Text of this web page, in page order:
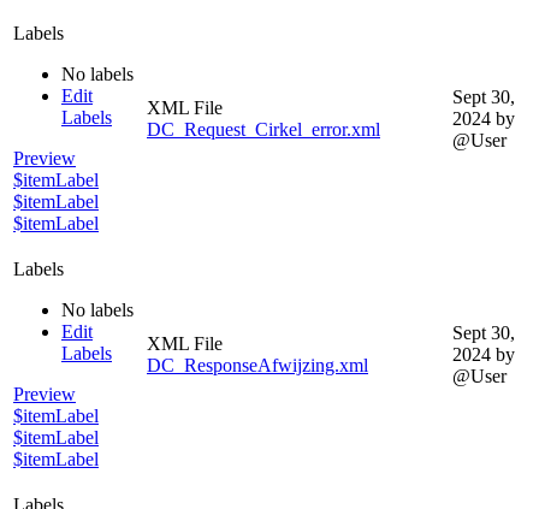
Labels
No labels
Edit
Labels
Preview
$itemLabel
$itemLabel
$itemLabel
XML File
DC_Request_Cirkel_error.xml
Sept 30,
2024 by
@User
Labels
No labels
Edit
Labels
Preview
$itemLabel
$itemLabel
$itemLabel
XML File
DC_ResponseAfwijzing.xml
Sept 30,
2024 by
@User